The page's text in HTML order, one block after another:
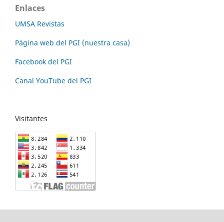
Enlaces
UMSA Revistas
Página web del PGI (nuestra casa)
Facebook del PGI
Canal YouTube del PGI
Visitantes